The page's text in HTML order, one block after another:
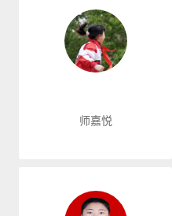
师嘉悦